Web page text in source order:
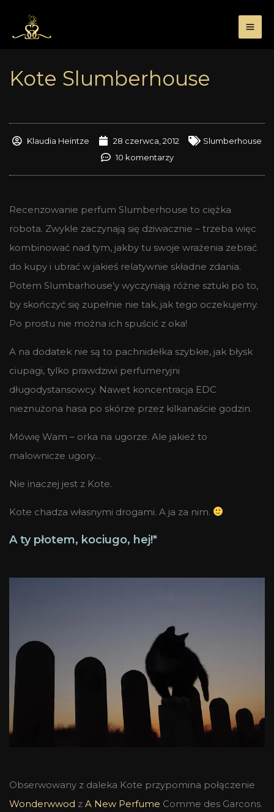
treści
Kote Slumberhouse
Klaudia Heintze 28 czerwca, 2012
Slumberhouse
10 komentarzy
Recenzowanie perfum Slumberhouse to ciężka
robota. Zwykle zaczynają się dziwacznie – trzeba więc
kombinować nad tym, jakby tu swoje wrażenia zebrać
do kupy i ubrać w jakieś relatywnie składne zdania.
Potem Slumbarhouse’y wyczyniają różne sztuki po to,
by skończyć się zupełnie nie tak, jak tego oczekujemy.
Po prostu nie można ich spuścić z oka!
A na dodatek nie są to pachnidełka szybkie, jak błysk
ciupagi, tylko prawdziwi perfumeryjni
długodystansowcy. Nawet koncentracja EDC
nieznużona hasa po skórze przez kilkanaście godzin.
Mówię Wam – orka na ugorze. Ale jakież to
malownicze ugory…
Nie inaczej jest z Kote.
Kote chadza własnymi drogami. A ja za nim.
A ty płotem, kociugo, hej!*
Obserwowany z daleka Kote przypomina połączenie
Wonderwwod z A New Perfume Comme des Garcons.